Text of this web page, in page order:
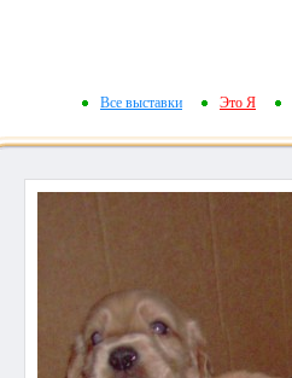
Все выставки Это Я